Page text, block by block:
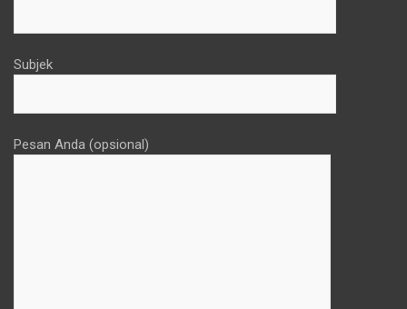
Subjek
Pesan Anda (opsional)